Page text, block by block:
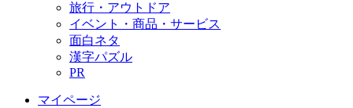
旅行・アウトドア
イベント・商品・サービス
面白ネタ
漢字パズル
PR
マイページ